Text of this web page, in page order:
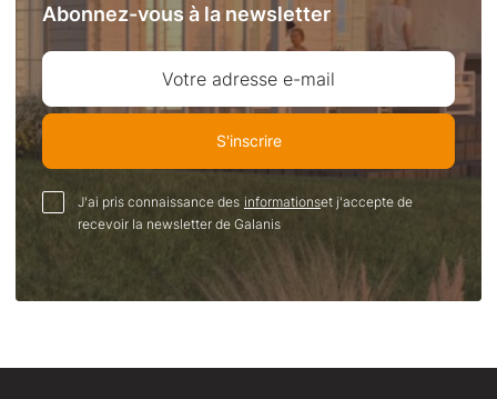
Abonnez-vous à la newsletter
Votre adresse e-mail
S'inscrire
J'ai pris connaissance des informationset j'accepte de
recevoir la newsletter de Galanis